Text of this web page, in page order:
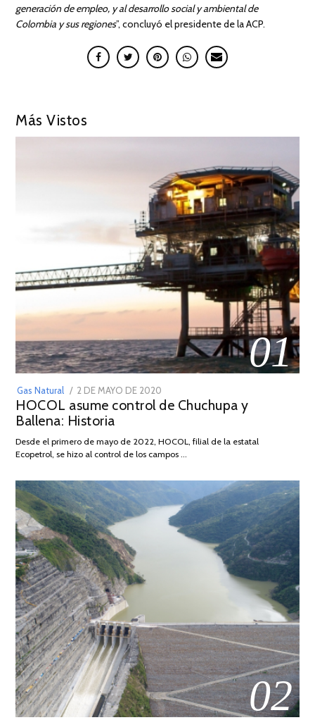
generación de empleo, y al desarrollo social y ambiental de
Colombia y sus regiones”, concluyó el presidente de la ACP.
Más Vistos
01
Gas Natural
POSTED
ON
2 DE MAYO DE 2020
DE
2026
HOCOL asume control de Chuchupa y
Ballena: Historia
Desde el primero de mayo de 2022, HOCOL, filial de la estatal
Ecopetrol, se hizo al control de los campos …
02